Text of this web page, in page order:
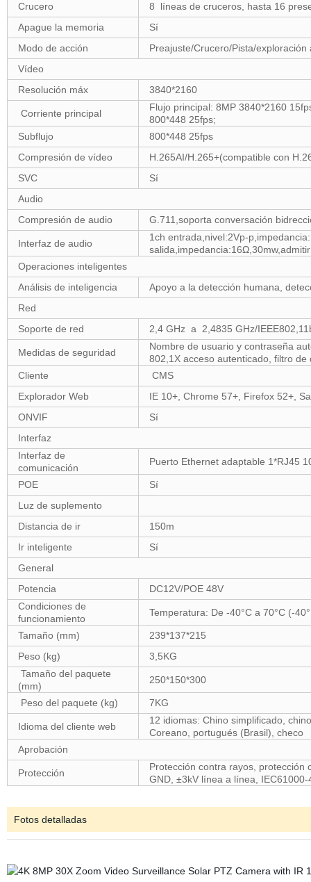
Crucero
8 líneas de cruceros, hasta 16
Apague la memoria
Sí
Modo de acción
Preajuste/Crucero/Pista/
Vídeo
Resolución máx
3840*2160
Corriente principal
Flujo principal: 8MP 3840*2160
800*448 25fps;
Subflujo
800*448 25fps
Compresión de vídeo
H.265AI/H.265+(compatible con
SVC
Sí
Audio
Compresión de audio
G.711,soporta conversación
Interfaz de audio
1ch entrada,nivel:2Vp-
Operaciones inteligentes
Análisis de inteligencia
Apoyo a la detección humana,
Red
Soporte de red
2,4 GHz a 2,4835 GHz/
Medidas de seguridad
Nombre de usuario y contraseña
802,1X acceso autenticado, filtro de
Cliente
CMS
Explorador Web
IE 10+, Chrome 57+, Firefox 52+,
ONVIF
Sí
Interfaz
Interfaz de
comunicación
Puerto Ethernet adaptable 1*RJ45
POE
Sí
Luz de suplemento
Distancia de ir
150m
Ir inteligente
Sí
General
Potencia
DC12V/POE 48V
Condiciones de
funcionamiento
Temperatura: De -40°C a 70°C (-
Tamaño (mm)
239*137*215
Peso (kg)
3,5KG
Tamaño del paquete
(mm)
250*150*300
Peso del paquete (kg) 7KG
Idioma del cliente web
12 idiomas: Chino simplificado,
Coreano, portugués (Brasil), checo
Aprobación
Protección
Protección contra rayos, protección
GND, ±3kV línea a línea,
Fotos detalladas